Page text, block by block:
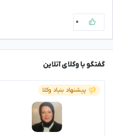
۰
گفتگو با وکلای آنلاین
پیشنهاد بنیاد وکلا